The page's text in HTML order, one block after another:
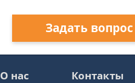
Задать вопрос
О нас Контакты